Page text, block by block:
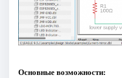
Основные возможности: